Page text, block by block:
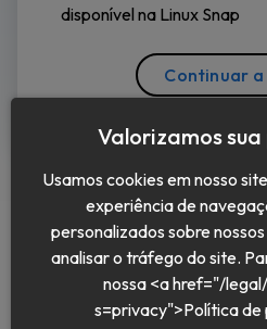
disponível na Linux Snap
Continuar
Português
Valorizamos
Usamos cookies em nosso
experiência de
personalizados sobre
analisar o tráfego do site.
nossa <a href="/
s=privacy">Política